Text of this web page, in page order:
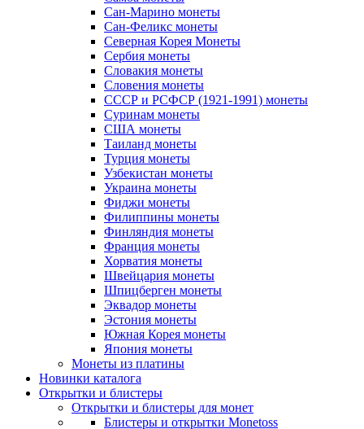
Сан-Марино монеты
Сан-Феликс монеты
Северная Корея Монеты
Сербия монеты
Словакия монеты
Словения монеты
СССР и РСФСР (1921-1991) монеты
Суринам монеты
США монеты
Таиланд монеты
Турция монеты
Узбекистан монеты
Украина монеты
Фиджи монеты
Филиппины монеты
Финляндия монеты
Франция монеты
Хорватия монеты
Швейцария монеты
Шпицберген монеты
Эквадор монеты
Эстония монеты
Южная Корея монеты
Япония монеты
Монеты из платины
Новинки каталога
Открытки и блистеры
Открытки и блистеры для монет
Блистеры и открытки Monetoss